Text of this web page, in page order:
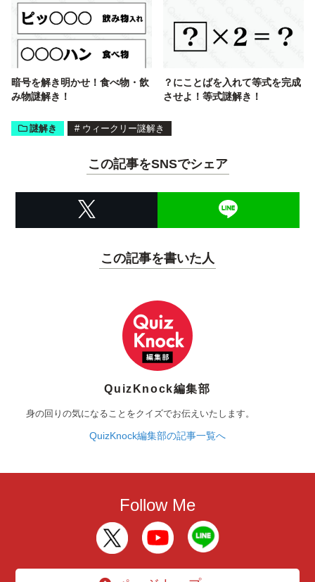
暗号を解き明かせ！食べ物・飲
み物謎解き！
？にことばを入れて等式を完成
させよ！等式謎解き！
謎解き # ウィークリー謎解き
この記事をSNSでシェア
この記事を書いた人
QuizKnock編集部
身の回りの気になることをクイズでお伝えいたします。
QuizKnock編集部の記事一覧へ
Follow Me